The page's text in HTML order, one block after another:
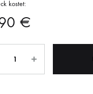
kostet:
€